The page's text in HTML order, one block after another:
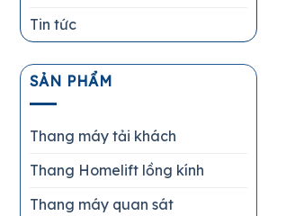
Tin tức
SẢN PHẨM
Thang máy tải khách
Thang Homelift lồng kính
Thang máy quan sát